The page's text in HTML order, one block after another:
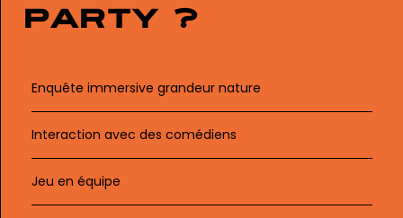
Party ?
Enquête immersive grandeur nature
Interaction avec des comédiens
Jeu en équipe